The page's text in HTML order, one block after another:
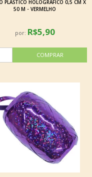
PLÁSTICO HOLOGRÁFICO 0,5 CM X
50 M - VERMELHO
por: R$5,90